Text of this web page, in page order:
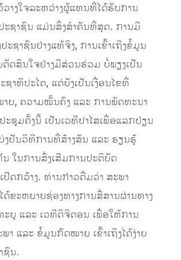
ວາງໃຈລະຫວ່າງຜູ້ແທນທີ່ໄດ້ຮັບການ
ະຊາຊົນ ແມ່ນສິ່ງສຳຄັນທີ່ສຸດ. ການມີ
ຊາຊົນຢ່າງແທ້ຈິງ, ການເຂົ້າເຖິງຂໍ້ມູນ
ດສິນໃຈຢ່າງມີສ່ວນຮ່ວມ ບໍ່ພຽງເປັນ
າທິປະໄຕ, ແຕ່ຍັງເປັນເງື່ອນໄຂທີ່
າບ, ຄວາມໝັ້ນຄົງ ແລະ ການພັດທະນາ
ະຊຸມຄັ້ງນີ້ ເປັນເວທີປາໄສເພື່ອແລກປ່ຽນ
ງປັນວິທີການທີ່ສ້າງສັນ ແລະ ຮຽນຮູ້
ໃນການສົ່ງເສີມການປະຕິບັດ
ດກວ້າງ. ທ່ານກ່າວຕື່ມວ່າ ສະພາ
ດ້ຂະຫຍາຍຊ່ອງທາງການສື່ສານຜ່ານທາງ
ະຍຸ ແລະ ເວທີດິຈິຕອນ ເພື່ອໃຫ້ການ
າ ແລະ ຂໍ້ມູນກົດໝາຍ ເຂົ້າເຖິງໄດ້ງ່າຍ
ຊົນ.